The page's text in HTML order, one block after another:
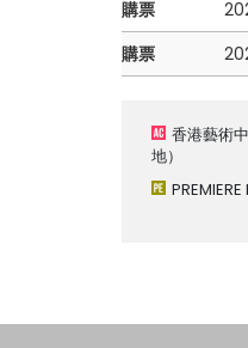
購票
購票
香港藝術
地）